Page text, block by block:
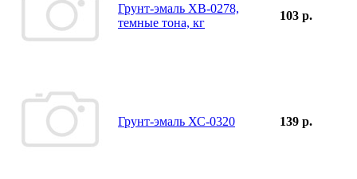
Грунт-эмаль ХВ-0278,
темные тона, кг
103 р.
Грунт-эмаль ХС-0320 139 р.